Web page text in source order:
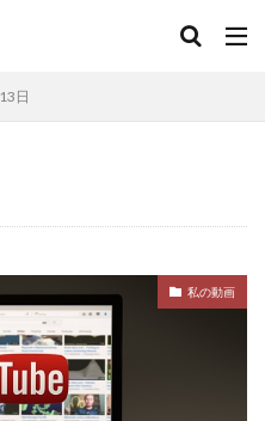
13日
私の動画